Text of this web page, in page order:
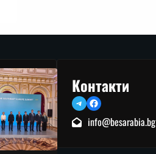
Контакти
TelegramFacebook
info@besarabia.bg